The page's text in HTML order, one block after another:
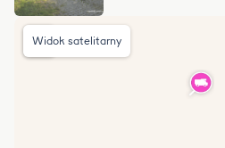
Widok satelitarny